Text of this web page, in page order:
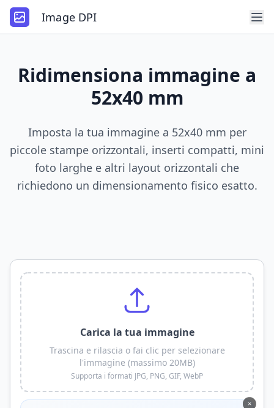
Image DPI
Ridimensiona immagine a
52x40 mm
Imposta la tua immagine a 52x40 mm per
piccole stampe orizzontali, inserti compatti, mini
foto larghe e altri layout orizzontali che
richiedono un dimensionamento fisico esatto.
Carica la tua immagine
Trascina e rilascia o fai clic per selezionare
l'immagine (massimo 20MB)
Supporta i formati JPG, PNG, GIF, WebP
×